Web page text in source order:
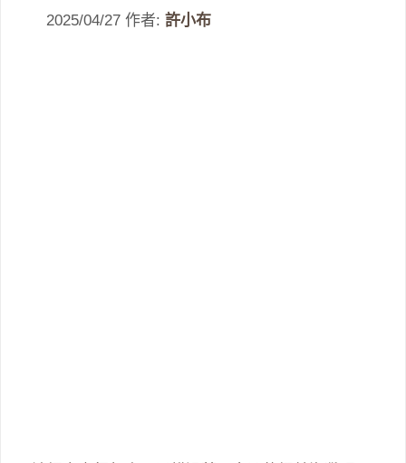
2025/04/27 作者: 許小布